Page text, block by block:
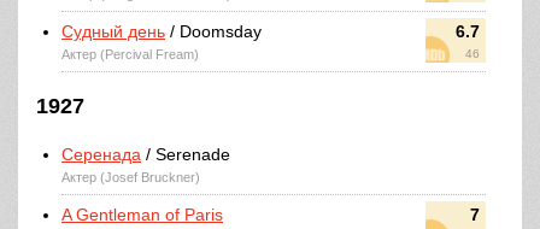
6.7
46
Судный день / Doomsday
Актер (Percival Fream)
1927
Серенада / Serenade
Актер (Josef Bruckner)
7
A Gentleman of Paris